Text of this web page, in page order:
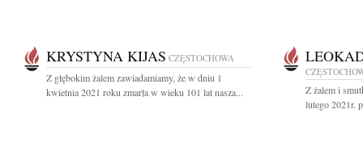
KRYSTYNA KIJAS CZĘSTOCHOWA
Z głębokim żalem zawiadamiamy, że w dniu 1
kwietnia 2021 roku zmarła w wieku 101 lat nasza...
Z żalem i
lutego 2021r.